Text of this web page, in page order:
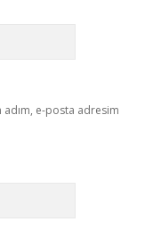
adım, e-posta adresim